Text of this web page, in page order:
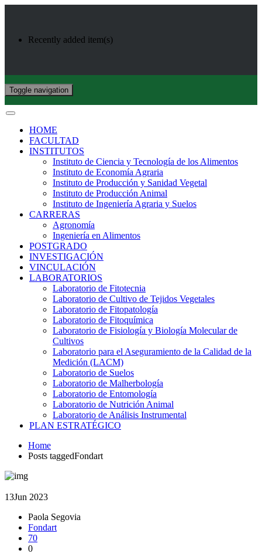
Recently added item(s)
Toggle navigation
HOME
FACULTAD
INSTITUTOS
Instituto de Ciencia y Tecnología de los Alimentos
Instituto de Economía Agraria
Instituto de Producción y Sanidad Vegetal
Instituto de Producción Animal
Instituto de Ingeniería Agraria y Suelos
CARRERAS
Agronomía
Ingeniería en Alimentos
POSTGRADO
INVESTIGACIÓN
VINCULACIÓN
LABORATORIOS
Laboratorio de Fitotecnia
Laboratorio de Cultivo de Tejidos Vegetales
Laboratorio de Fitopatología
Laboratorio de Fitoquímica
Laboratorio de Fisiología y Biología Molecular de
Cultivos
Laboratorio para el Aseguramiento de la Calidad de la
Medición (LACM)
Laboratorio de Suelos
Laboratorio de Malherbología
Laboratorio de Entomología
Laboratorio de Nutrición Animal
Laboratorio de Análisis Instrumental
PLAN ESTRATÉGICO
Home
Posts taggedFondart
13Jun 2023
Paola Segovia
Fondart
70
0